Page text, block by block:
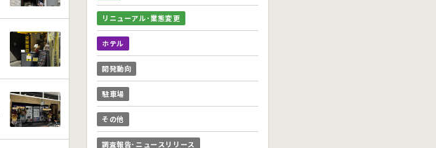
リニューアル･業態変更
ホテル
開発動向
駐車場
その他
調査報告･ニュースリリース